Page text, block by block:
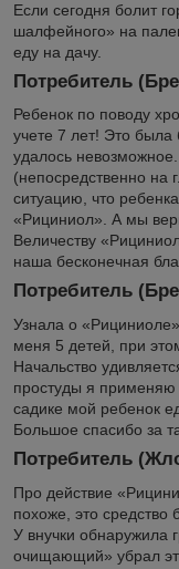
Если сегодня болит
шалфейного» на
еду на дачу.
Потребитель
Ребенок по поводу
учете 7 лет! Это
удалось
(непосредственно на
ситуацию, что
«Рициниол». А мы
Величеству
наша бесконечная
Потребитель
Узнала о
меня 5 детей, при
Начальство
простуды я
садике мой ребенок
Большое спасибо за
Потребитель
Про действие
похоже, это средство
У внучки обнаружила
очищающий» убрал